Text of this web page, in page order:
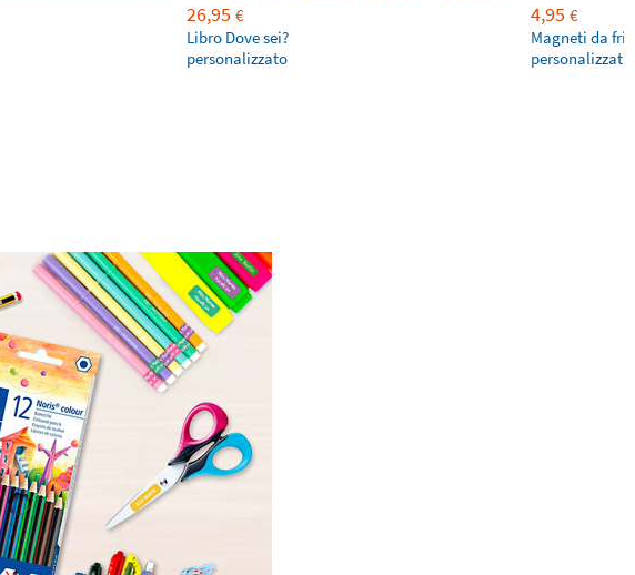
26,95 €
Libro Dove sei?
personalizzato
4,95 €
Magneti da
personalizzati